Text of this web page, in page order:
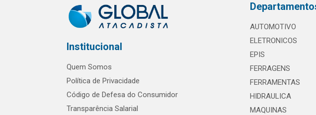
Institucional
Quem Somos
Política de Privacidade
Código de Defesa do Consumidor
Transparência Salarial
AUTOMOTIVO
ELETRONICOS
EPIS
FERRAGENS
FERRAMENTAS
HIDRAULICA
MAQUINAS